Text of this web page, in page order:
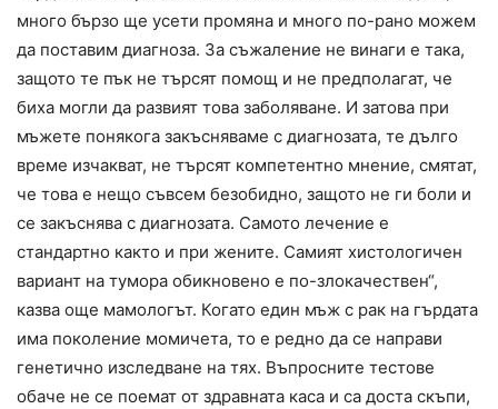
много бързо ще усети промяна и много по-рано можем
да поставим диагноза. За съжаление не винаги е така,
защото те пък не търсят помощ и не предполагат, че
биха могли да развият това заболяване. И затова при
мъжете понякога закъсняваме с диагнозата, те дълго
време изчакват, не търсят компетентно мнение, смятат,
че това е нещо съвсем безобидно, защото не ги боли и
се закъснява с диагнозата. Самото лечение е
стандартно както и при жените. Самият хистологичен
вариант на тумора обикновено е по-злокачествен“,
казва още мамологът. Когато един мъж с рак на гърдата
има поколение момичета, то е редно да се направи
генетично изследване на тях. Въпросните тестове
обаче не се поемат от здравната каса и са доста скъпи,